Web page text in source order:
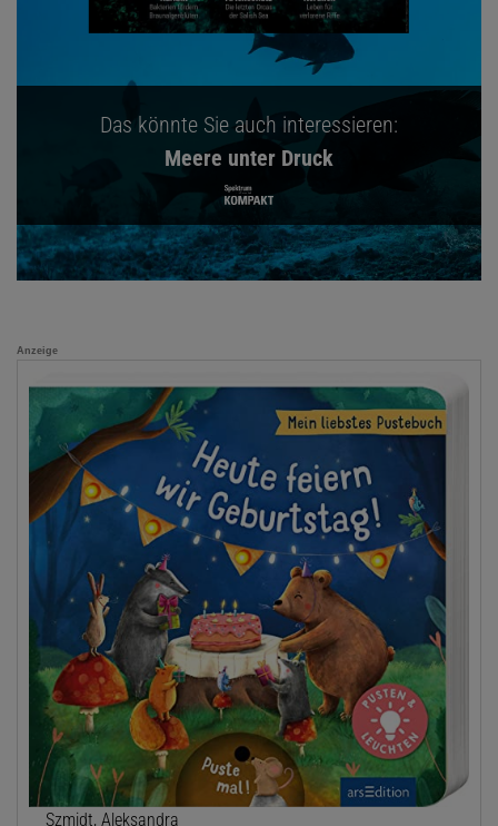
Das könnte Sie auch interessieren:
Meere unter Druck
Anzeige
Szmidt, Aleksandra